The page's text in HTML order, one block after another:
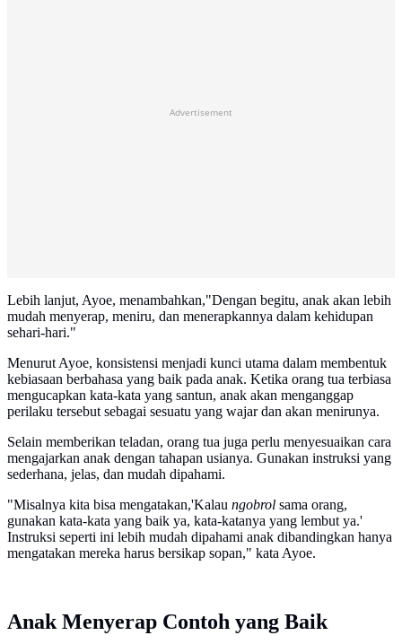
Advertisement
Lebih lanjut, Ayoe, menambahkan,"Dengan begitu, anak akan lebih
mudah menyerap, meniru, dan menerapkannya dalam kehidupan
sehari-hari."
Menurut Ayoe, konsistensi menjadi kunci utama dalam membentuk
kebiasaan berbahasa yang baik pada anak. Ketika orang tua terbiasa
mengucapkan kata-kata yang santun, anak akan menganggap
perilaku tersebut sebagai sesuatu yang wajar dan akan menirunya.
Selain memberikan teladan, orang tua juga perlu menyesuaikan cara
mengajarkan anak dengan tahapan usianya. Gunakan instruksi yang
sederhana, jelas, dan mudah dipahami.
"Misalnya kita bisa mengatakan,'Kalau ngobrol sama orang,
gunakan kata-kata yang baik ya, kata-katanya yang lembut ya.'
Instruksi seperti ini lebih mudah dipahami anak dibandingkan hanya
mengatakan mereka harus bersikap sopan," kata Ayoe.
Anak Menyerap Contoh yang Baik